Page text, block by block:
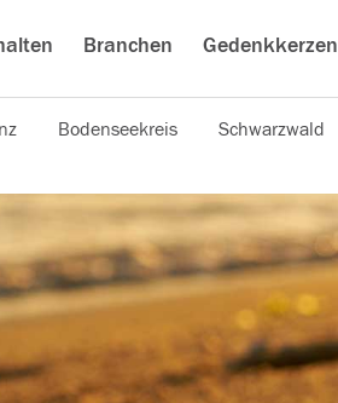
Branchen Gedenkkerzen
Bodenseekreis Schwarzwald